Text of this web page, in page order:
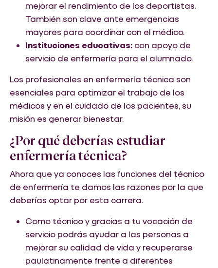
mejorar el rendimiento de los deportistas.
También son clave ante emergencias
mayores para coordinar con el médico.
Instituciones educativas: con apoyo de
servicio de enfermería para el alumnado.
Los profesionales en enfermería técnica son
esenciales para optimizar el trabajo de los
médicos y en el cuidado de los pacientes, su
misión es generar bienestar.
¿Por qué deberías estudiar
enfermería técnica?
Ahora que ya conoces las funciones del técnico
de enfermería te damos las razones por la que
deberías optar por esta carrera.
Como técnico y gracias a tu vocación de
servicio podrás ayudar a las personas a
mejorar su calidad de vida y recuperarse
paulatinamente frente a diferentes